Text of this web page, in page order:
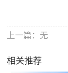
上一篇：无
相关推荐